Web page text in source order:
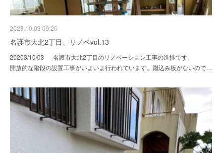
2023.10.03 09:26
名護市大北2丁目、リノベvol.13
20203/10/03 名護市大北2丁目のリノベーション工事の進捗です。
開放的な階段の設置工事がいよいよ行われています。蹴込み板がないので…